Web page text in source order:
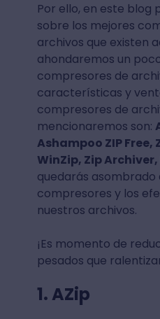
Por ello, en este
sobre los mejores
archivos que existen
ahondaremos un
compresores de
características y
compresores de
mencionaremos son:
Ashampoo ZIP Free,
WinZip, Zip Archiver,
quedarás asombrado
compresores y los
nuestros archivos.
¡Es momento de
pesados que
1. AZip